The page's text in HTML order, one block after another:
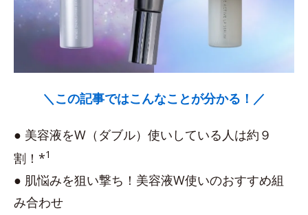
＼この記事ではこんなことが分かる！／
● 美容液をW（ダブル）使いしている人は約９
割！*1
● 肌悩みを狙い撃ち！美容液W使いのおすすめ組
み合わせ